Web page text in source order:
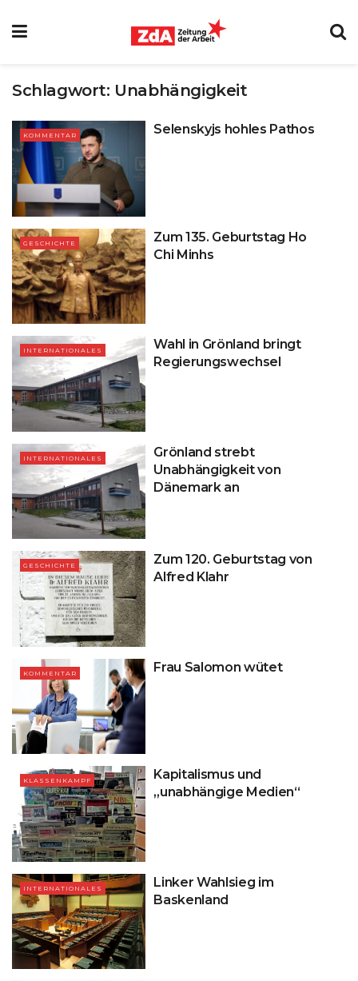
Schlagwort: Unabhängigkeit
KOMMENTAR Selenskyjs hohles Pathos
GESCHICHTE
Zum 135. Geburtstag Ho
Chi Minhs
INTERNATIONALES
Wahl in Grönland bringt
Regierungswechsel
INTERNATIONALES
Grönland strebt
Unabhängigkeit von
Dänemark an
GESCHICHTE
Zum 120. Geburtstag von
Alfred Klahr
KOMMENTAR Frau Salomon wütet
KLASSENKAMPF
Kapitalismus und
„unabhängige Medien“
INTERNATIONALES
Linker Wahlsieg im
Baskenland